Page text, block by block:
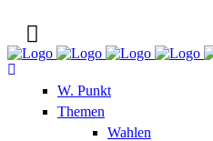
W. Punkt
Themen
Wahlen